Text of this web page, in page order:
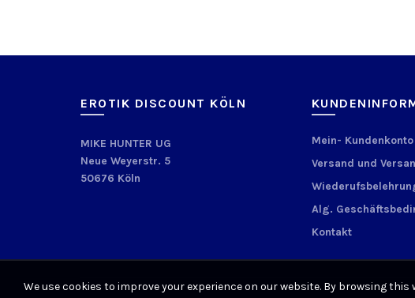
EROTIK DISCOUNT KÖLN
MIKE HUNTER UG
Neue Weyerstr. 5
50676 Köln
Mein- Kundenkonto
Versand und
Alg.
Kontakt
We use cookies to improve your experience on our website. By browsing this